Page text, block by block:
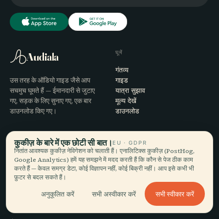
Audiala
उस तरह के ऑडियो गाइड जैसे आप
सचमुच घूमते हैं — ईमानदारी से जुटाए
गए, सड़क के लिए सुनाए गए, एक बार
डाउनलोड किए गए।
घूमें
गंतव्य
गाइड
यात्रा सुझाव
मूल्य देखें
डाउनलोड
कंपनी
हमारे बारे में
संपादकीय प्रक्रिया
मिशन
सहायता
ऐप समस्या-समाधान
संपर्क
हमारे साथ साझेदारी करें
कुकीज़ के बारे में एक छोटी सी बात। EU · GDPR
नितांत आवश्यक कुकीज़ नेविगेशन को चलाती हैं। एनालिटिक्स कुकीज़ (PostHog,
Google Analytics) हमें यह समझने में मदद करती हैं कि कौन से पेज ठीक काम
करते हैं — केवल समग्र डेटा, कोई विज्ञापन नहीं, कोई बिक्री नहीं। आप इसे कभी भी
फ़ुटर से बदल सकते हैं।
अनुकूलित करें सभी अस्वीकार करें सभी स्वीकार करें